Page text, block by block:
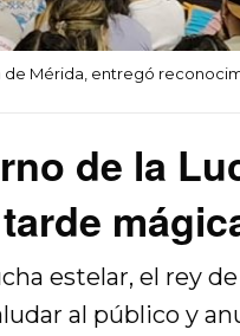
de Mérida, entregó
de la
estelar, el rey
al público y